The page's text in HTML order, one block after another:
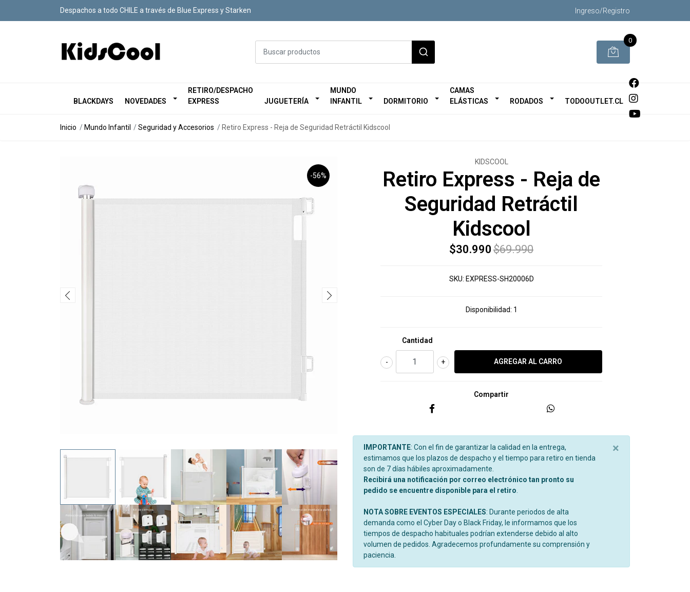
Despachos a todo CHILE a través de Blue Express y Starken Ingreso/Registro
0
BLACKDAYS NOVEDADES
RETIRO/DESPACHO
EXPRESS
JUGUETERÍA
MUNDO
INFANTIL
DORMITORIO
CAMAS
ELÁSTICAS
RODADOS TODOOUTLET.CL
Inicio Mundo Infantil Seguridad y Accesorios Retiro Express - Reja de Seguridad Retráctil Kidscool
-56%
KIDSCOOL
Retiro Express - Reja de
Seguridad Retráctil
Kidscool
$30.990 $69.990
SKU: EXPRESS-SH20006D
Disponibilidad: 1
Cantidad
+
-
Compartir
IMPORTANTE: Con el fin de garantizar la calidad en la entrega,
estimamos que los plazos de despacho y el tiempo para retiro en tienda
son de 7 días hábiles aproximadamente.
Recibirá una notificación por correo electrónico tan pronto su
pedido se encuentre disponible para el retiro
NOTA SOBRE EVENTOS ESPECIALES: Durante periodos de alta
demanda como el Cyber Day o Black Friday, le informamos que los
tiempos de despacho habituales podrían extenderse debido al alto
volumen de pedidos. Agradecemos profundamente su comprensión y
paciencia.
×